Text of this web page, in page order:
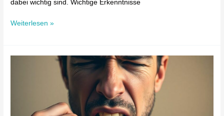
dabei wichtig sind. Wichtige Erkenntnisse
Weiterlesen »
Zähneknirschen: